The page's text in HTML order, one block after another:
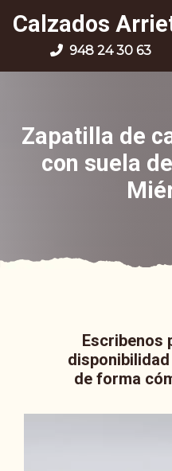
Calzados
948 24 30 63
Zapatilla de
con suela
Escribenos
de forma